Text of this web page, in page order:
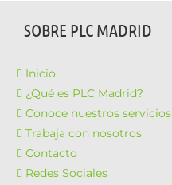
SOBRE PLC MADRID
Inicio
¿Qué es PLC Madrid?
Conoce nuestros servicios
Trabaja con nosotros
Contacto
Redes Sociales